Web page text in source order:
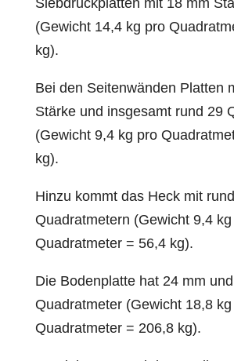
Siebdruckplatten mit 18 mm
(Gewicht 14,4 kg pro
kg).
Bei den Seitenwänden Platten
Stärke und insgesamt rund 29
(Gewicht 9,4 kg pro
kg).
Hinzu kommt das Heck mit
Quadratmetern (Gewicht 9,4
Quadratmeter = 56,4 kg).
Die Bodenplatte hat 24 mm
Quadratmeter (Gewicht 18,8
Quadratmeter = 206,8 kg).